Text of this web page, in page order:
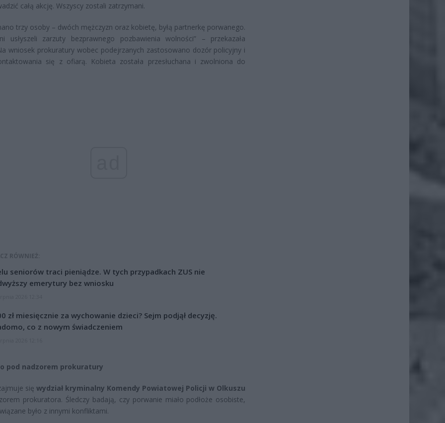
całą akcję. Wszyscy zostali zatrzymani.
trzy osoby – dwóch mężczyzn oraz kobietę, byłą partnerkę porwanego.
usłyszeli zarzuty bezprawnego pozbawienia wolności” – przekazała
wniosek prokuratury wobec podejrzanych zastosowano dozór policyjny i
się z ofiarą. Kobieta została przesłuchana i zwolniona do
RÓWNIEŻ:
seniorów traci pieniądze. W tych przypadkach ZUS nie
emerytury bez wniosku
zł miesięcznie za wychowanie dzieci? Sejm podjął decyzję.
co z nowym świadczeniem
pod nadzorem prokuratury
sięwydział kryminalny Komendy Powiatowej Policji w Olkuszu
prokuratora. Śledczy badają, czy porwanie miało podłoże osobiste,
było z innymi konfliktami.